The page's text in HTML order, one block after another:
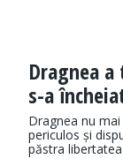
Dragnea
s-a
Dragnea nu
periculos și
păstra libertatea.